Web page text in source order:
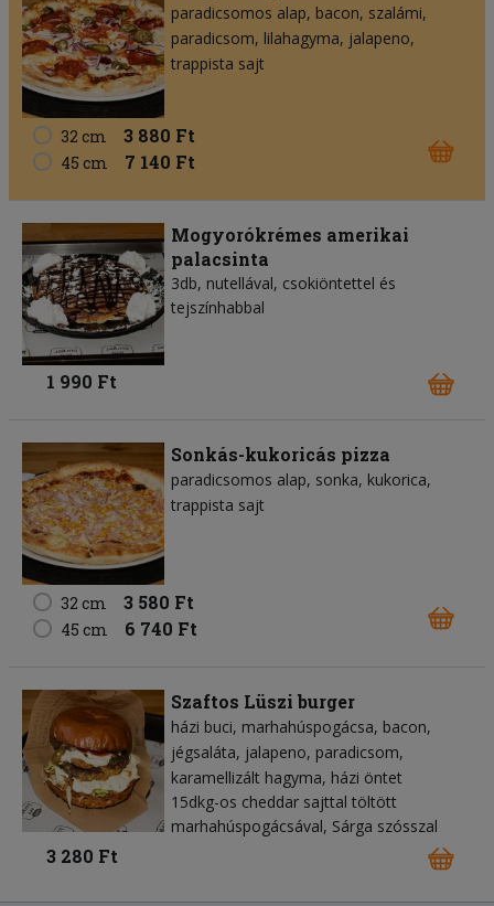
paradicsomos alap bacon szalámi
paradicsom lilahagyma jalapeno
trappista sajt
32 cm 3 880 Ft
45 cm 7 140 Ft
Mogyorókrémes amerikai
palacsinta
3db, nutellával, csokiöntettel és
tejszínhabbal
1 990 Ft
Sonkás-kukoricás pizza
paradicsomos alap sonka kukorica
trappista sajt
32 cm 3 580 Ft
45 cm 6 740 Ft
Szaftos Lüszi burger
házi buci marhahúspogácsa bacon
jégsaláta jalapeno paradicsom
karamellizált hagyma házi öntet
15dkg-os cheddar sajttal töltött
marhahúspogácsával, Sárga szósszal
3 280 Ft